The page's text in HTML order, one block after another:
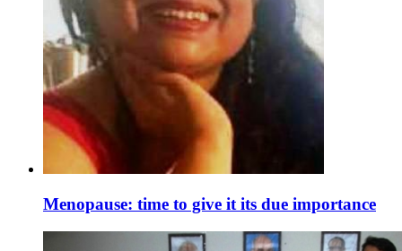
Menopause: time to give it its due importance